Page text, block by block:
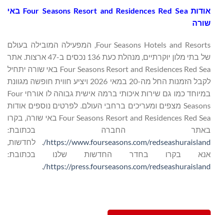
אודותFour Seasons Resort and Residences Red Sea באי
שורה
Four Seasons Hotels and Resorts, המפעילה המובילה בעולם
של בתי מלון יוקרתיים, מנהלת כעת 136 נכסים ב-47 ארצות. אתר
Four Seasons Resort and Residences Red Sea באי שורה יתחיל
לקבל הזמנות החל מה-20 במאי 2026 ויציע חווית חופשה מגוונת
במיוחד כמו גם שירות איכותי ברמה אישית גבוהה לו אורחי Four
Seasons מצפים ומעריכים ברחבי העולם. לפרטים נוספים אודות
Four Seasons Resort and Residences Red Sea באי שורה, בקרו
באתר החברה בכתובת:
https://www.fourseasons.com/redseashuraisland/ . לחדשות,
אנא בקרו בחדר החדשות שלנו בכתובת:
https://press.fourseasons.com/redseashuraisland/
.